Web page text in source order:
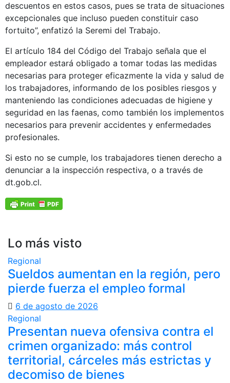
descuentos en estos casos, pues se trata de situaciones
excepcionales que incluso pueden constituir caso
fortuito”, enfatizó la Seremi del Trabajo.
El artículo 184 del Código del Trabajo señala que el
empleador estará obligado a tomar todas las medidas
necesarias para proteger eficazmente la vida y salud de
los trabajadores, informando de los posibles riesgos y
manteniendo las condiciones adecuadas de higiene y
seguridad en las faenas, como también los implementos
necesarios para prevenir accidentes y enfermedades
profesionales.
Si esto no se cumple, los trabajadores tienen derecho a
denunciar a la inspección respectiva, o a través de
dt.gob.cl.
Lo más visto
Regional
Sueldos aumentan en la región, pero
pierde fuerza el empleo formal
6 de agosto de 2026
Regional
Presentan nueva ofensiva contra el
crimen organizado: más control
territorial, cárceles más estrictas y
decomiso de bienes